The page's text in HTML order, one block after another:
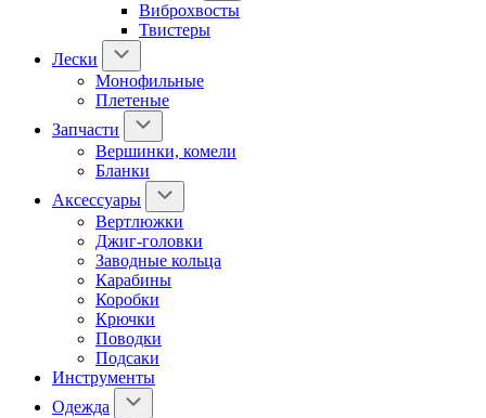
Виброхвосты
Твистеры
Лески
Монофильные
Плетеные
Запчасти
Вершинки, комели
Бланки
Аксессуары
Вертлюжки
Джиг-головки
Заводные кольца
Карабины
Коробки
Крючки
Поводки
Подсаки
Инструменты
Одежда